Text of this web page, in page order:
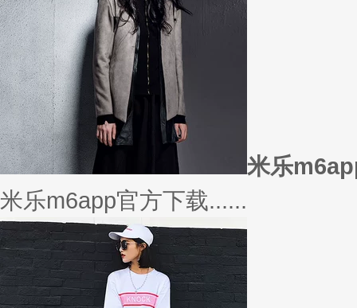
米乐
米乐m6app官方下载......